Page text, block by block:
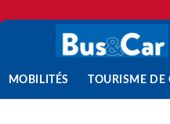
MOBILITÉS TOURISME DE